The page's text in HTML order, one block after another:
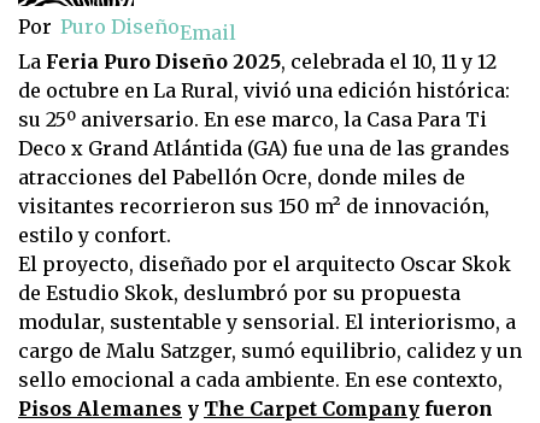
Por Puro DiseñoEmail
La Feria Puro Diseño 2025, celebrada el 10, 11 y 12
de octubre en La Rural, vivió una edición histórica:
su 25º aniversario. En ese marco, la Casa Para Ti
Deco x Grand Atlántida (GA) fue una de las grandes
atracciones del Pabellón Ocre, donde miles de
visitantes recorrieron sus 150 m² de innovación,
estilo y confort.
El proyecto, diseñado por el arquitecto Oscar Skok
de Estudio Skok, deslumbró por su propuesta
modular, sustentable y sensorial. El interiorismo, a
cargo de Malu Satzger, sumó equilibrio, calidez y un
sello emocional a cada ambiente. En ese contexto,
Pisos Alemanes y The Carpet Company fueron